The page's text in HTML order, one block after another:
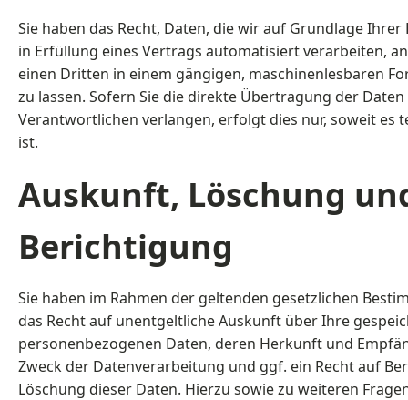
Sie haben das Recht, Daten, die wir auf Grundlage
in Erfüllung eines Vertrags automatisiert verarbeiten,
einen Dritten in einem gängigen, maschinenlesbaren
zu lassen. Sofern Sie die direkte Übertragung der
Verantwortlichen verlangen, erfolgt dies nur, soweit es
ist.
Auskunft, Löschung
Berichtigung
Sie haben im Rahmen der geltenden gesetzlichen
das Recht auf unentgeltliche Auskunft über Ihre
personenbezogenen Daten, deren Herkunft und
Zweck der Datenverarbeitung und ggf. ein Recht auf
Löschung dieser Daten. Hierzu sowie zu weiteren